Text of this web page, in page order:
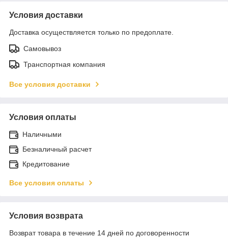
Условия доставки
Доставка осуществляется только по предоплате.
Самовывоз
Транспортная компания
Все условия доставки
Условия оплаты
Наличными
Безналичный расчет
Кредитование
Все условия оплаты
Условия возврата
Возврат товара в течение 14 дней по договоренности